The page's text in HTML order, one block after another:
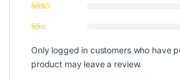
Only logged in customers who have
product may leave a review.